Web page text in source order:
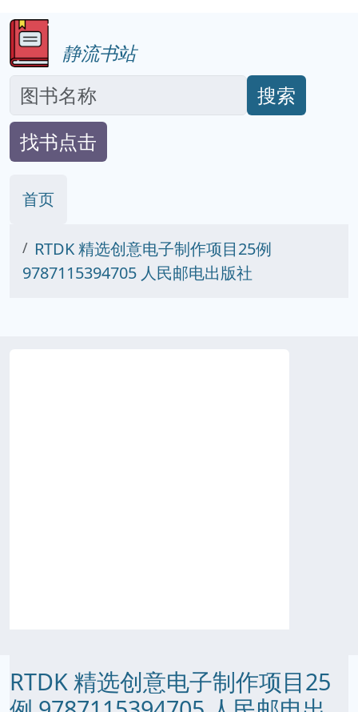
静流书站
搜索
找书点击
首页
RTDK 精选创意电子制作项目25例
9787115394705 人民邮电出版社
RTDK 精选创意电子制作项目25